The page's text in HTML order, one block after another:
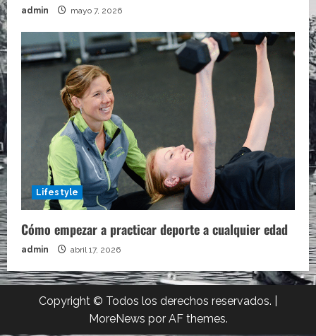
admin mayo 7, 2026
Lifestyle
Cómo empezar a practicar deporte a cualquier edad
admin abril 17, 2026
Copyright © Todos los derechos reservados.
MoreNews por AF themes.